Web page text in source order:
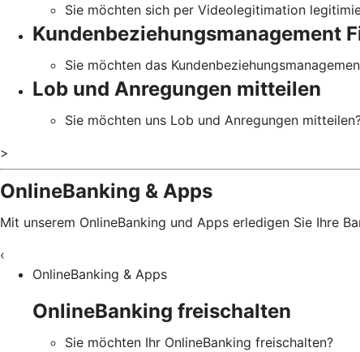
Sie möchten sich per Videolegitimation
Kundenbeziehungsmanagement
Sie möchten das
Lob und Anregungen mitteilen
Sie möchten uns Lob und Anregungen
>
OnlineBanking & Apps
Mit unserem OnlineBanking und Apps erledigen Sie Ihre
‹
OnlineBanking & Apps
OnlineBanking freischalten
Sie möchten Ihr OnlineBanking freischalten?